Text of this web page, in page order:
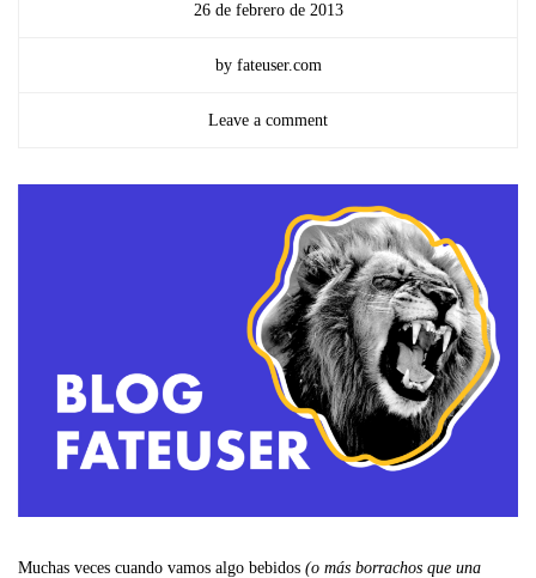
26 de febrero de 2013
by fateuser.com
Leave a comment
Muchas veces cuando vamos algo bebidos (o más borrachos que una